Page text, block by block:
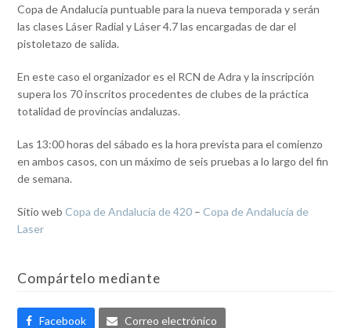
Copa de Andalucía puntuable para la nueva temporada y serán
las clases Láser Radial y Láser 4.7 las encargadas de dar el
pistoletazo de salida.
En este caso el organizador es el RCN de Adra y la inscripción
supera los 70 inscritos procedentes de clubes de la práctica
totalidad de provincias andaluzas.
Las 13:00 horas del sábado es la hora prevista para el comienzo
en ambos casos, con un máximo de seis pruebas a lo largo del fin
de semana.
Sitio web Copa de Andalucía de 420 – Copa de Andalucía de
Laser
Compártelo mediante
Facebook Correo electrónico